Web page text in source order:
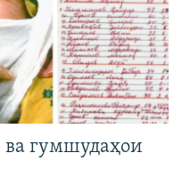
ва гумшудаҳои